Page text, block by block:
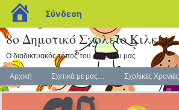
blogs.sch.gr
Σύνδεση
8o Δημοτικό Σχολείο Κιλκίς
Ο διαδικτυακός τόπος του σχολείου μας
Αρχική Σχετικά με μας… Σχολικές Χρονιές